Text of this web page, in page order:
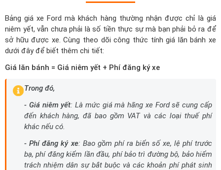
Bảng giá xe Ford mà khách hàng thường nhận được chỉ là giá
niêm yết, vẫn chưa phải là số tiền thực sự mà bạn phải bỏ ra để
sở hữu được xe. Cùng theo dõi công thức tính giá lăn bánh xe
dưới đây để biết thêm chi tiết:
Giá lăn bánh = Giá niêm yết + Phí đăng ký xe
Trong đó,
- Giá niêm yết: Là mức giá mà hãng xe Ford sẽ cung cấp
đến khách hàng, đã bao gồm VAT và các loại thuế phí
khác nếu có.
- Phí đăng ký xe: Bao gồm phí ra biển số xe, lệ phí trước
bạ, phí đăng kiểm lần đầu, phí bảo trì đường bộ, bảo hiểm
trách nhiệm dân sự bắt buộc và các khoản phí phát sinh